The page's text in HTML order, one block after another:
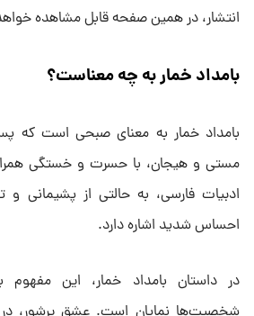
انتشار، در همین صفحه قابل مشاهده
بامداد خمار به چه معناست؟
بامداد خمار به معنای صبحی است که
مستی و هیجان، با حسرت و خستگی
ادبیات فارسی، به حالتی از پشیمانی
احساس شدید اشاره دارد.
در داستان بامداد خمار، این